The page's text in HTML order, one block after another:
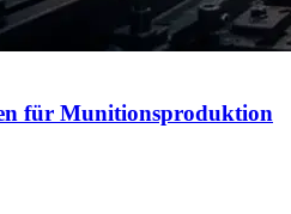
für Munitionsproduktion